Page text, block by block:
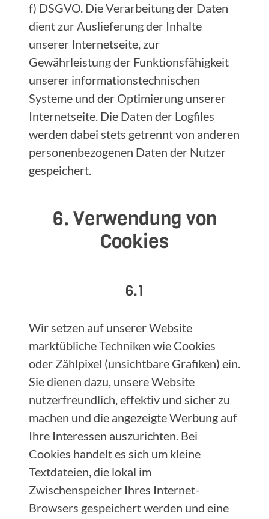
f) DSGVO. Die Verarbeitung der Daten
dient zur Auslieferung der Inhalte
unserer Internetseite, zur
Gewährleistung der Funktionsfähigkeit
unserer informationstechnischen
Systeme und der Optimierung unserer
Internetseite. Die Daten der Logfiles
werden dabei stets getrennt von anderen
personenbezogenen Daten der Nutzer
gespeichert.
6. Verwendung von
Cookies
6.1
Wir setzen auf unserer Website
marktübliche Techniken wie Cookies
oder Zählpixel (unsichtbare Grafiken) ein.
Sie dienen dazu, unsere Website
nutzerfreundlich, effektiv und sicher zu
machen und die angezeigte Werbung auf
Ihre Interessen auszurichten. Bei
Cookies handelt es sich um kleine
Textdateien, die lokal im
Zwischenspeicher Ihres Internet-
Browsers gespeichert werden und eine